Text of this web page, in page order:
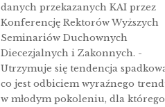
danych przekazanych KAI przez
Konferencję Rektorów Wyższych
Seminariów Duchownych
Diecezjalnych i Zakonnych. -
Utrzymuje się tendencja
co jest odbiciem wyraźnego
w młodym pokoleniu, dla którego